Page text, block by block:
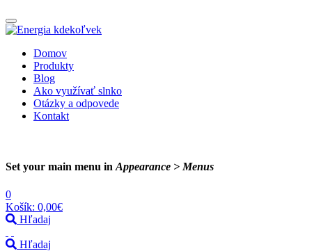
Domov
Produkty
Blog
Ako využívať slnko
Otázky a odpovede
Kontakt
Set your main menu in Appearance > Menus
0
Košík: 0,00€
Hľadaj
Hľadaj